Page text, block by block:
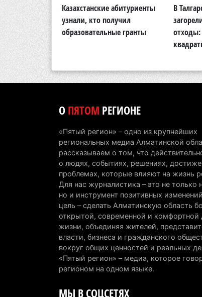
Казахстанские абитуриенты
узнали, кто получил
образовательные гранты
В
отходы:
ОПЯТОМ РЕГИОНЕ
«Пятый регион» – одно из крупнейших
региональных медиа Алматинской
рассказываем о том, что
о людях, событиях, решениях,
проблемах, которые влияют на жизнь
Для нас журналистика – это не только
но и инструмент позитивных
цель – сделать Алматинскую область
открытой, современной и комфортной
жизни, объединяя жителей,
власти, бизнеса и гражданского
вокруг общих ценностей и реальных
«Пятый регион» – медиа, которое
регионом на одном языке.
МЫ В СОЦСЕТЯХ